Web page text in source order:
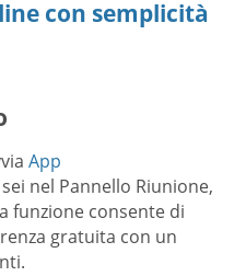
con semplicità
App
sei nel Pannello Riunione,
funzione consente di
gratuita con un